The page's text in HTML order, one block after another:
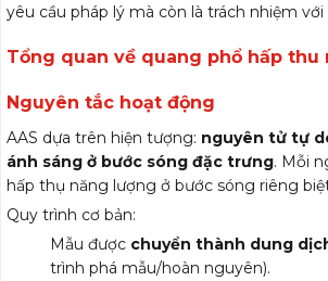
yêu cầu pháp lý mà còn là trách nhiệm với
Tổng quan về quang phổ hấp thu
Nguyên tắc hoạt động
AAS dựa trên hiện tượng: nguyên tử tự
ánh sáng ở bước sóng đặc trưng. Mỗi
hấp thụ năng lượng ở bước sóng riêng
Quy trình cơ bản:
Mẫu được chuyển thành dung
trình phá mẫu/hoàn nguyên).